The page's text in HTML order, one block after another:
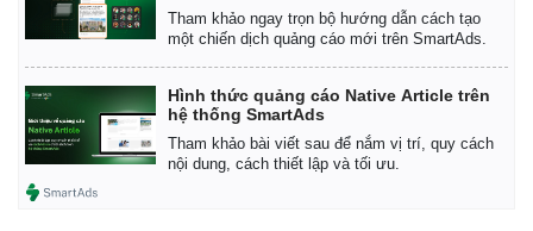
Tham khảo ngay trọn bộ hướng dẫn cách tạo
một chiến dịch quảng cáo mới trên SmartAds.
Hình thức quảng cáo Native Article trên
hệ thống SmartAds
Tham khảo bài viết sau để nắm vị trí, quy cách
nội dung, cách thiết lập và tối ưu.